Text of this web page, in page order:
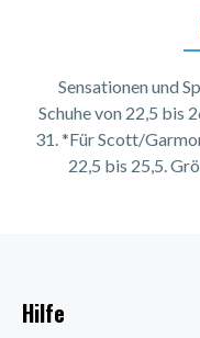
Sensationen und
Schuhe von 22,5 bis
31. *Für Scott/
22,5 bis 25,5.
Hilfe